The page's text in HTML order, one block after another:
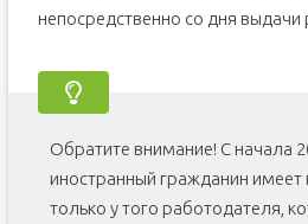
непосредственно со дня выдачи
Обратите внимание! С начала
иностранный гражданин имеет
только у того работодателя,